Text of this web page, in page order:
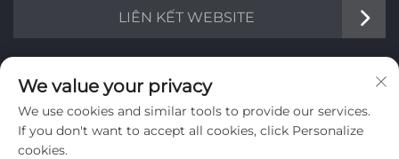
LIÊN KẾT WEBSITE
THÔNG TIN
Đăng ký nhận bản tin hàng tuần của chúng tôi
We value your privacy
We use cookies and similar tools to provide our services.
If you don't want to accept all cookies, click Personalize
cookies.